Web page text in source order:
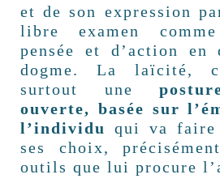
et de son expression
libre examen
pensée et d’action en
dogme. La laïcité,
surtout une
ouverte, basée sur
l’individu
qui va faire
ses choix,
outils que lui procure